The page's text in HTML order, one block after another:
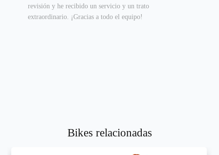
revisión y he recibido un servicio y un trato
extraordinario. ¡Gracias a todo el equipo!
Bikes relacionadas